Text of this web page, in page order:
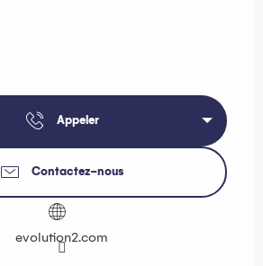
Appeler
Contactez-nous
evolution2.com